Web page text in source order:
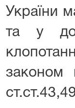
України
та у
законом